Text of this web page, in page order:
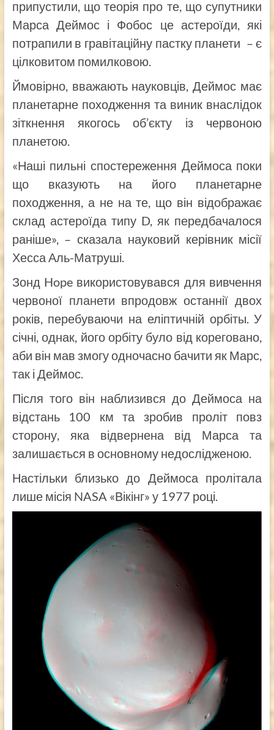
припустили, що теорія про те, що супутники
Марса Деймос і Фобос це астероїди, які
потрапили в гравітаційну пастку планети – є
цілковитом помилковою.
Ймовірно, вважають науковців, Деймос має
планетарне походження та виник внаслідок
зіткнення якогось об’єкту із червоною
планетою.
«Наші пильні спостереження Деймоса поки
що вказують на його планетарне
походження, а не на те, що він відображає
склад астероїда типу D, як передбачалося
раніше», – сказала науковий керівник місії
Хесса Аль-Матруші.
Зонд Hope використовувався для вивчення
червоної планети впродовж останнії двох
років, перебуваючи на еліптичній орбіты. У
січні, однак, його орбіту було від кореговано,
аби він мав змогу одночасно бачити як Марс,
так і Деймос.
Після того він наблизився до Деймоса на
відстань 100 км та зробив проліт повз
сторону, яка відвернена від Марса та
залишається в основному недослідженою.
Настільки близько до Деймоса пролітала
лише місія NASA «Вікінг» у 1977 році.